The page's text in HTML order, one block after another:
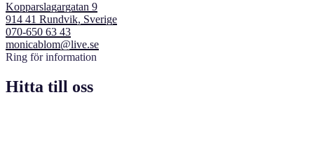
Kopparslagargatan 9
914 41 Rundvik, Sverige
070-650 63 43
monicablom@live.se
Ring för information
Hitta till oss